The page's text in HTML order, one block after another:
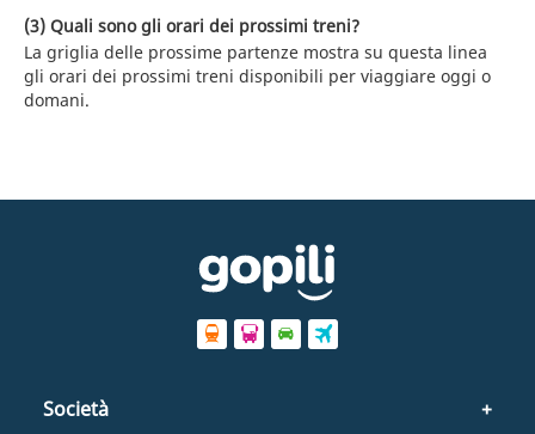
(3) Quali sono gli orari dei prossimi treni?
La griglia delle prossime partenze mostra su questa linea
gli orari dei prossimi treni disponibili per viaggiare oggi o
domani.
Società